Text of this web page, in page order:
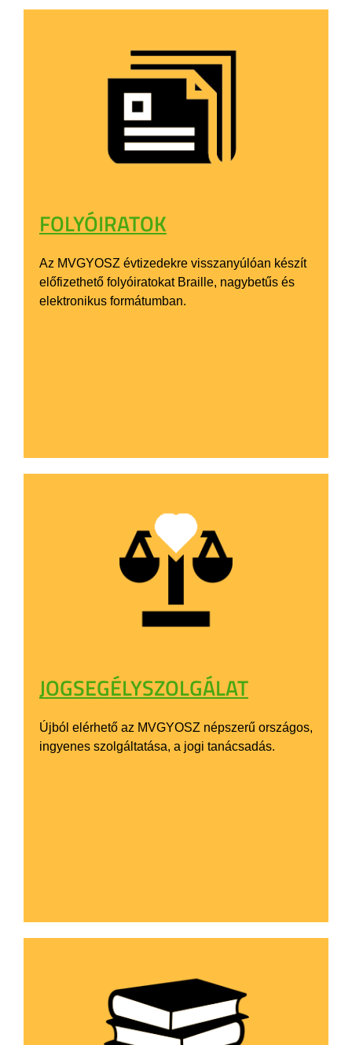
FOLYÓIRATOK
Az MVGYOSZ évtizedekre visszanyúlóan készít
előfizethető folyóiratokat Braille, nagybetűs és
elektronikus formátumban.
JOGSEGÉLYSZOLGÁLAT
Újból elérhető az MVGYOSZ népszerű országos,
ingyenes szolgáltatása, a jogi tanácsadás.